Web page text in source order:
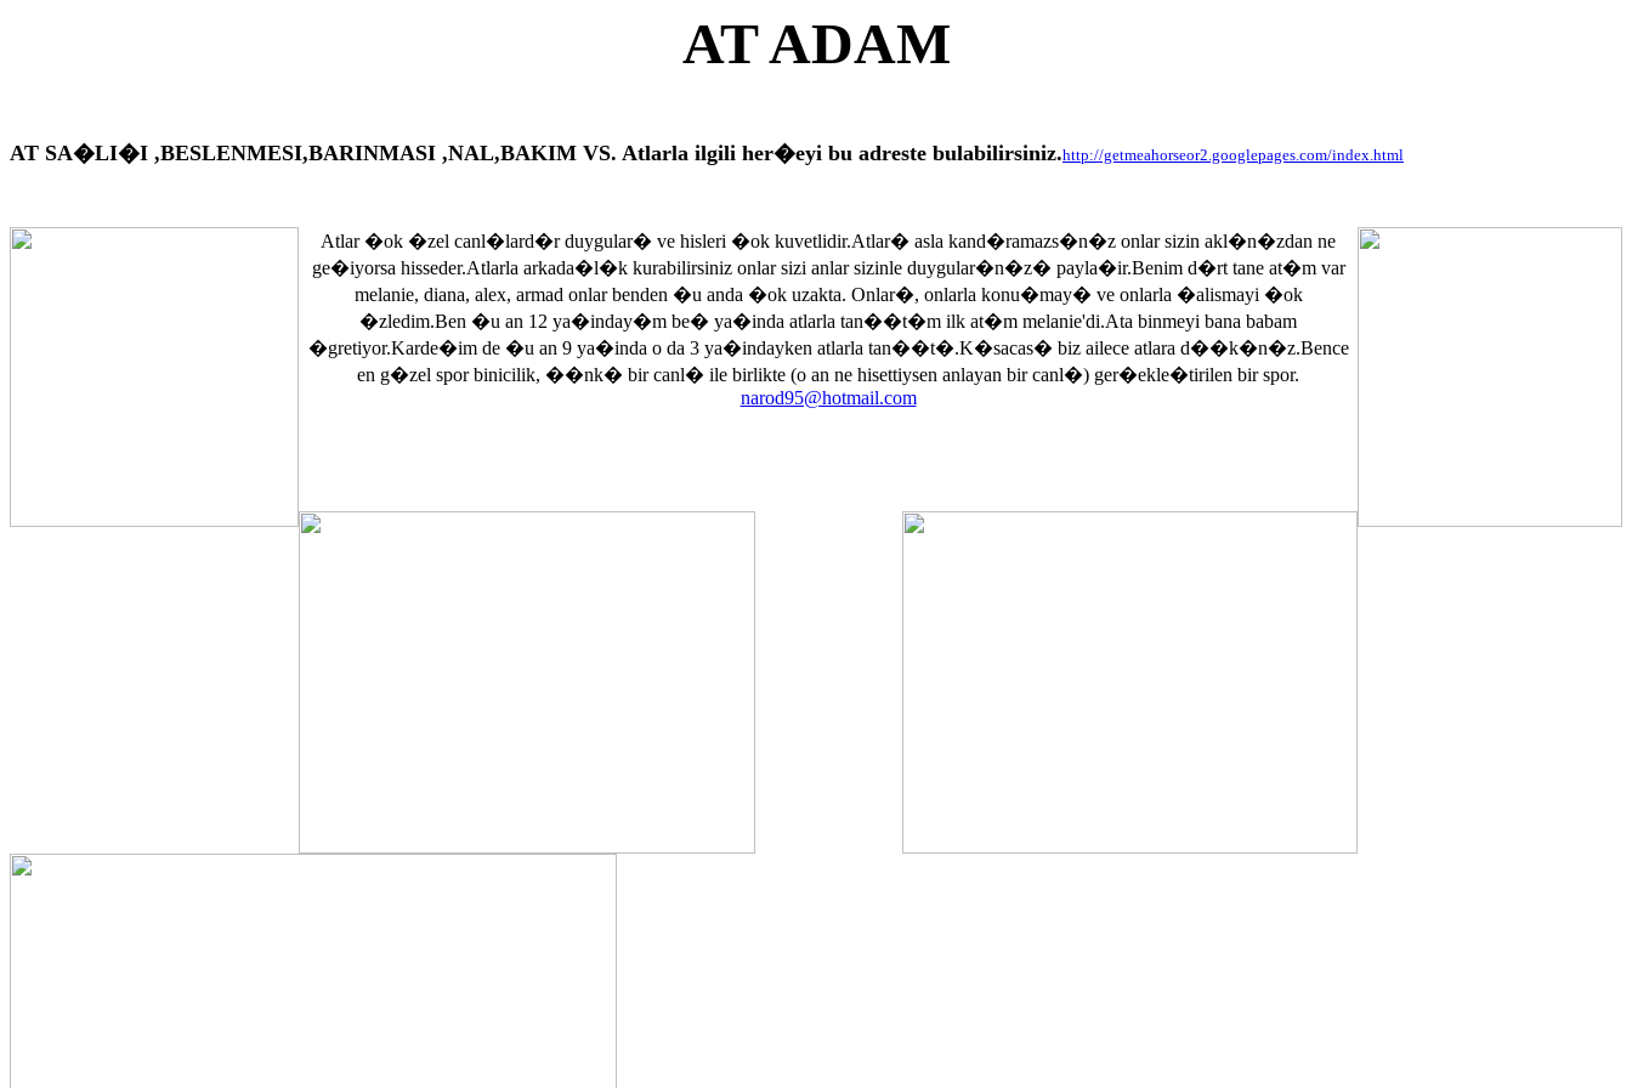
AT ADAM
AT SA�LI�I ,BESLENMESI,BARINMASI ,NAL,BAKIM VS. Atlarla ilgili her�eyi bu adreste bulabilirsiniz.http://getmeahorseor2.googlepages.com/index.html
Atlar �ok �zel canl�lard�r duygular� ve hisleri �ok kuvetlidir.Atlar� asla kand�ramazs�n�z onlar sizin akl�n�zdan ne
ge�iyorsa hisseder.Atlarla arkada�l�k kurabilirsiniz onlar sizi anlar sizinle duygular�n�z� payla�ir.Benim d�rt tane at�m var
melanie, diana, alex, armad onlar benden �u anda �ok uzakta. Onlar�, onlarla konu�may� ve onlarla �alismayi �ok
�zledim.Ben �u an 12 ya�inday�m be� ya�inda atlarla tan��t�m ilk at�m melanie'di.Ata binmeyi bana babam
�gretiyor.Karde�im de �u an 9 ya�inda o da 3 ya�indayken atlarla tan��t�.K�sacas� biz ailece atlara d��k�n�z.Bence
en g�zel spor binicilik, ��nk� bir canl� ile birlikte (o an ne hisettiysen anlayan bir canl�) ger�ekle�tirilen bir spor.
narod95@hotmail.com